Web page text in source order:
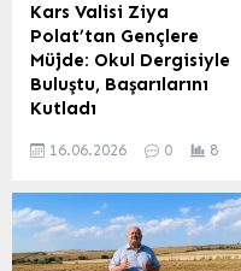
Kars Valisi Ziya
Polat’tan Gençlere
Müjde: Okul Dergisiyle
Buluştu, Başarılarını
Kutladı
Hüsnü M. Özyeğin Anadolu
Erdağı, Coğrafya
Öğretmeni Ömer Erkmen
ile okul öğrencileri Belinay
16.06.2026 0 8